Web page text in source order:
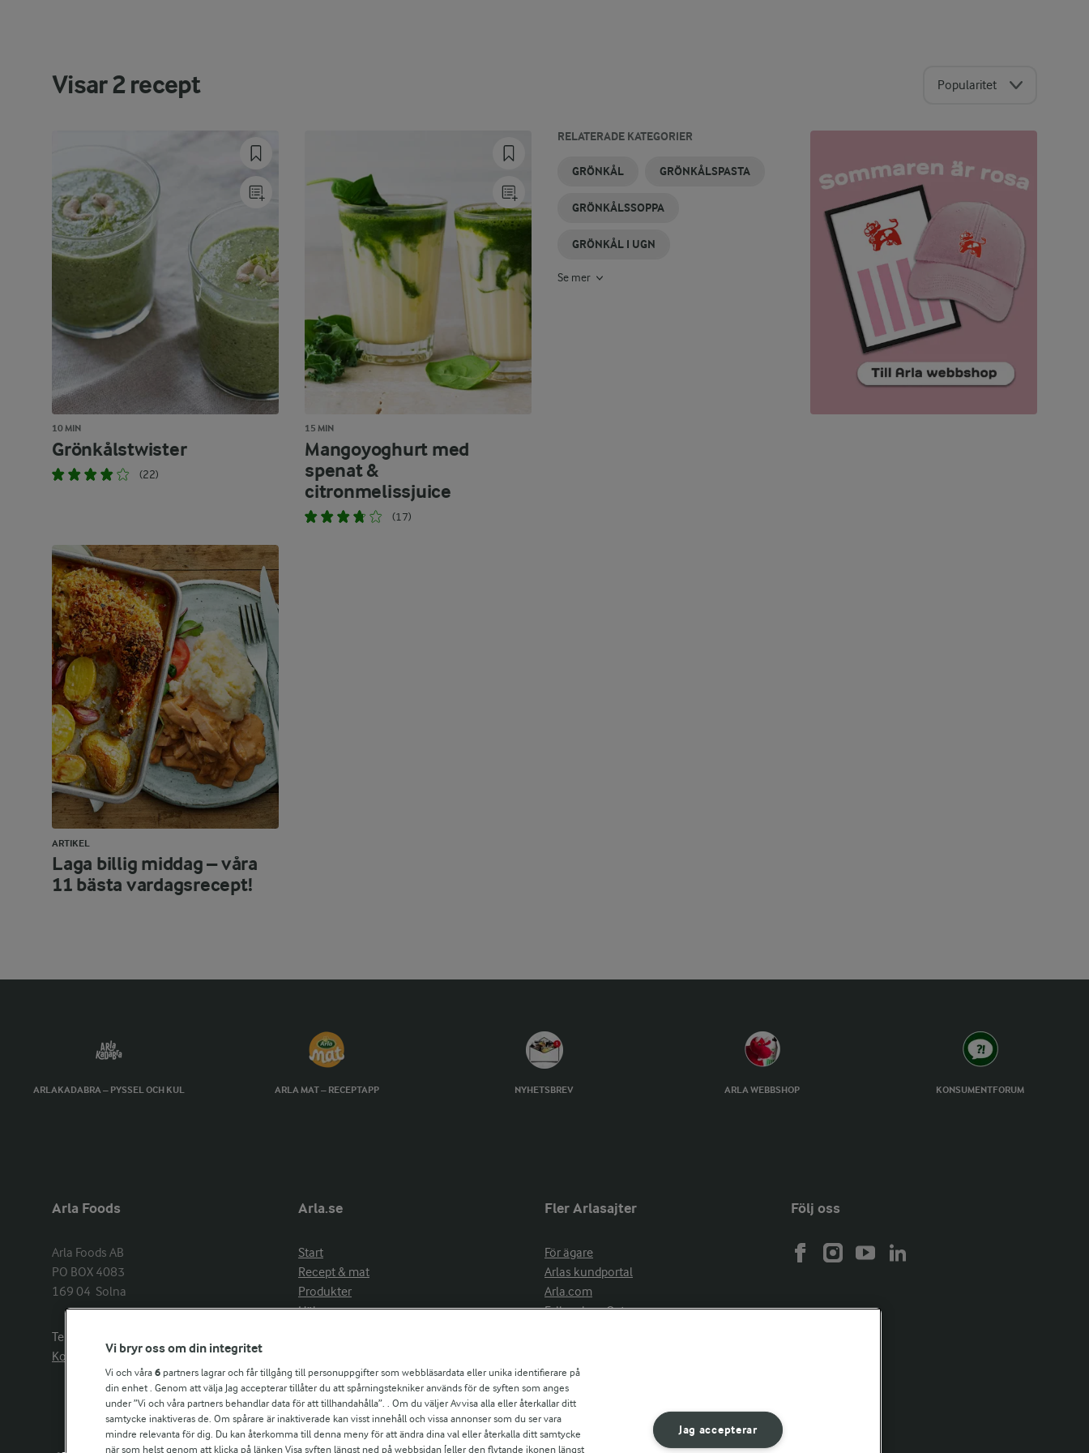
Visar2recept Popularitet
10 MIN
Grönkålstwister
(22)
15 MIN
Mangoyoghurt med
spenat &
citronmelissjuice
(17)
RELATERADE KATEGORIER
GRÖNKÅL GRÖNKÅLSPASTA
GRÖNKÅLSSOPPA
GRÖNKÅL I UGN
GRÖNKÅL
Se mer
ARTIKEL
Laga billig middag – våra
11 bästa vardagsrecept!
ARLAKADABRA – PYSSEL OCH KUL ARLA MAT – RECEPTAPP NYHETSBREV ARLA WEBBSHOP KONSUMENTFORUM
Arla Foods
Arla Foods AB
PO BOX 4083
169 04  Solna
Telefon:
Kontakta oss
Arla.se
Start
Recept & mat
Produkter
Hälsa
Aktuellt
Om Arla
Nyheter & press
Jobb & karriär
Kontakta oss
Fler Arlasajter
För ägare
Arlas kundportal
Arla.com
Falbygdens Ost
Följ oss
Vi bryr oss om din integritet
Vi och våra 6 partners lagrar och får tillgång till personuppgifter som webbläsardata eller unika identifierare på
din enhet . Genom att välja Jag accepterar tillåter du att spårningstekniker används för de syften som anges
under ”Vi och våra partners behandlar data för att tillhandahålla”. . Om du väljer Avvisa alla eller återkallar ditt
samtycke inaktiveras de. Om spårare är inaktiverade kan visst innehåll och vissa annonser som du ser vara
mindre relevanta för dig. Du kan återkomma till denna meny för att ändra dina val eller återkalla ditt samtycke
när som helst genom att klicka på länken Visa syften längst ned på webbsidan [eller den flytande ikonen längst
Jag accepterar